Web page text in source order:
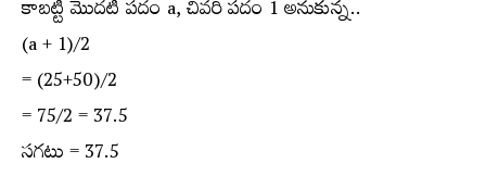
కాబట్టి మొదటి పదం a, చివరి పదం 1 అనుకున్న..
(a + 1)/2
= (25+50)/2
= 75/2 = 37.5
సగటు = 37.5